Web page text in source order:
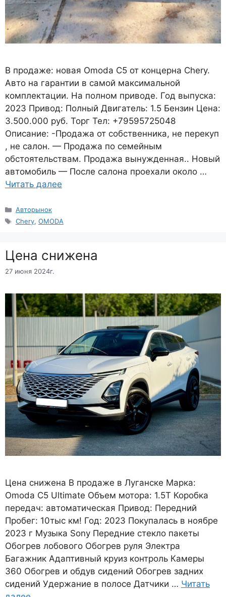
В продаже: новая Omoda C5 от концерна Chery.
Авто на гарантии в самой максимальной
комплектации. На полном приводе. Год выпуска:
2023 Привод: Полный Двигатель: 1.5 Бензин Цена:
3.500.000 руб. Торг Тел: +79595725048
Описание: -Продажа от собственника, не перекуп
, не салон. — Продажа по семейным
обстоятельствам. Продажа вынужденная.. Новый
автомобиль — После салона проехали около …
Читать далее
Рубрики
Авторынок
Метки
Chery, OMODA
Цена снижена
27 июня 2024г.
Цена снижена В продаже в Луганске Марка:
Omoda C5 Ultimate Объем мотора: 1.5T Коробка
передач: автоматическая Привод: Передний
Пробег: 10тыс км! Год: 2023 Покупалась в ноябре
2023 г Музыка Sony Передние стекло пакеты
Обогрев лобового Обогрев руля Электра
Багажник Адаптивный круиз контроль Камеры
360 Обогрев и обдув сидений Обогрев задних
сидений Удержание в полосе Датчики … Читать